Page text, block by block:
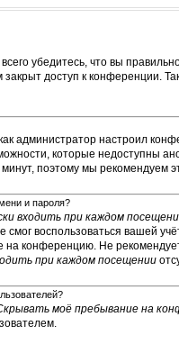
убедитесь, что вы
доступ к конференции.
администратор настроил
которые недоступны
минут, поэтому мы рекомендуем
и пароля?
входить при каждом
смог воспользоваться вашей
на конференцию. Не
при каждом посещении
моё пребывание на